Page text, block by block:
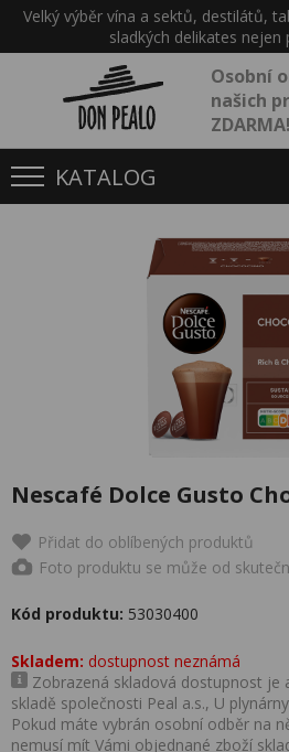
Velký výběr vína a sektů, destilátů,
sladkých delikates nejen
Osobní
našich
ZDARMA!
KATALOG
Nescafé Dolce Gusto
Přidat do oblíbených produktů
Foto produktu se může od
Kód produktu: 53030400
Skladem: dostupnost neznámá
Zobrazená skladová dostupnost je
skladě společnosti Peal a.s., U
Pokud máte vybrán osobní odběr na
nemusí mít Vámi objednané zboží